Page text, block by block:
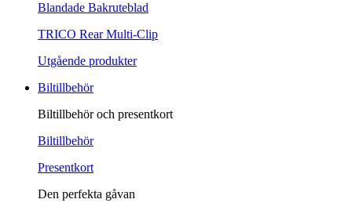
Blandade Bakruteblad
TRICO Rear Multi-Clip
Utgående produkter
Biltillbehör
Biltillbehör och presentkort
Biltillbehör
Presentkort
Den perfekta gåvan